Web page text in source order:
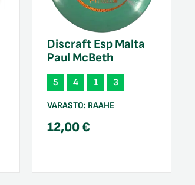
Discraft Esp Malta
Paul McBeth
5 4 1 3
VARASTO: RAAHE
12,00€